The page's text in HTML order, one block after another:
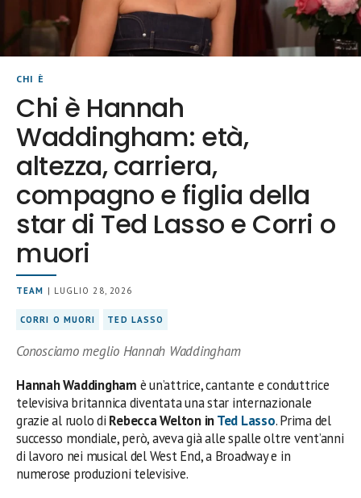
CHI È
Chi è Hannah
Waddingham: età,
altezza, carriera,
compagno e figlia della
star di Ted Lasso e Corri o
muori
TEAM | LUGLIO 28, 2026
CORRI O MUORI TED LASSO
Conosciamo meglio Hannah Waddingham
Hannah Waddingham è un’attrice, cantante e conduttrice
televisiva britannica diventata una star internazionale
grazie al ruolo di Rebecca Welton inTed Lasso. Prima del
successo mondiale, però, aveva già alle spalle oltre vent’anni
di lavoro nei musical del West End, a Broadway e in
numerose produzioni televisive.